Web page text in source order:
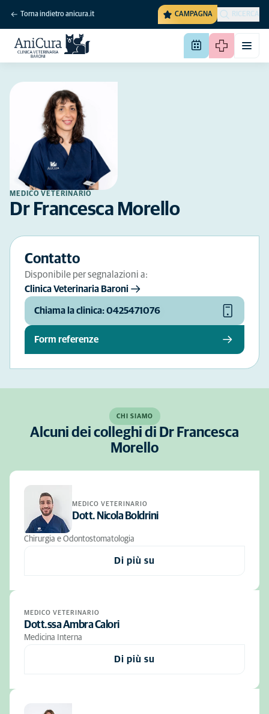
Torna indietro anicura.it CAMPAGNA RICERCA
MEDICO VETERINARIO
Dr Francesca Morello
Contatto
Disponibile per segnalazioni a:
Clinica Veterinaria Baroni
Chiama la clinica: 0425471076
Form referenze
CHI SIAMO
Alcuni dei colleghi di Dr Francesca
Morello
MEDICO VETERINARIO
Dott. Nicola Boldrini
Chirurgia e Odontostomatologia
Di più su
MEDICO VETERINARIO
Dott.ssa Ambra Calori
Medicina Interna
Di più su